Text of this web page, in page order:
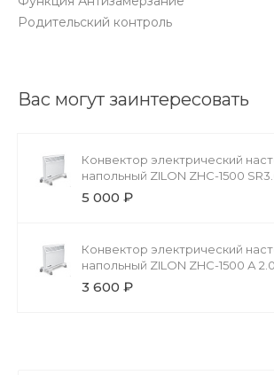
Родительский контроль
Вас могут заинтересовать
Конвектор электрический
напольный ZILON ZHC-1500
5 000 ₽
Конвектор электрический
напольный ZILON ZHC-1500 А 2.0
3 600 ₽